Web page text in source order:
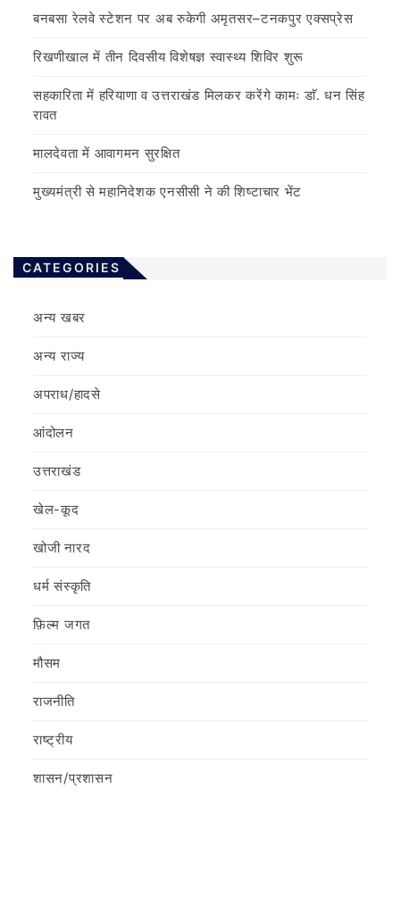
बनबसा रेलवे स्टेशन पर अब रुकेगी अमृतसर–टनकपुर एक्सप्रेस
रिखणीखाल में तीन दिवसीय विशेषज्ञ स्वास्थ्य शिविर शुरू
सहकारिता में हरियाणा व उत्तराखंड मिलकर करेंगे कामः डाॅ. धन सिंह
रावत
मालदेवता में आवागमन सुरक्षित
मुख्यमंत्री से महानिदेशक एनसीसी ने की शिष्टाचार भेंट
CATEGORIES
अन्य खबर
अन्य राज्य
अपराध/हादसे
आंदोलन
उत्तराखंड
खेल-कूद
खोजी नारद
धर्म संस्कृति
फ़िल्‍म जगत
मौसम
राजनीति
राष्ट्रीय
शासन/प्रशासन